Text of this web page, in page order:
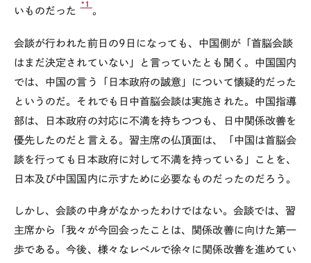
いものだった
*1
。
会談が行われた前日の9日になっても、中国側が「首脳会談
はまだ決定されていない」と言っていたとも聞く。中国国内
では、中国の言う「日本政府の誠意」について懐疑的だった
というのだ。それでも日中首脳会談は実施された。中国指導
部は、日本政府の対応に不満を持ちつつも、日中関係改善を
優先したのだと言える。習主席の仏頂面は、「中国は首脳会
談を行っても日本政府に対して不満を持っている」ことを、
日本及び中国国内に示すために必要なものだったのだろう。
しかし、会談の中身がなかったわけではない。会談では、習
主席から「我々が今回会ったことは、関係改善に向けた第一
歩である。今後、様々なレベルで徐々に関係改善を進めてい